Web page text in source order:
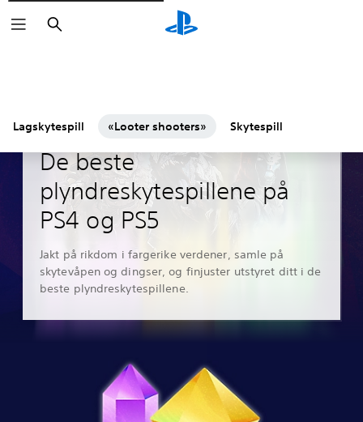
Søk
Lagskytespill «Looter shooters» Skytespill
Guider og artikler
De beste
plyndreskytespillene på
PS4 og PS5
Jakt på rikdom i fargerike verdener, samle på
skytevåpen og dingser, og finjuster utstyret ditt i de
beste plyndreskytespillene.